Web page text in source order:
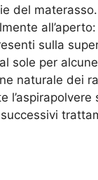
del materasso.
sulla
sole per
naturale dei
l’aspirapolvere